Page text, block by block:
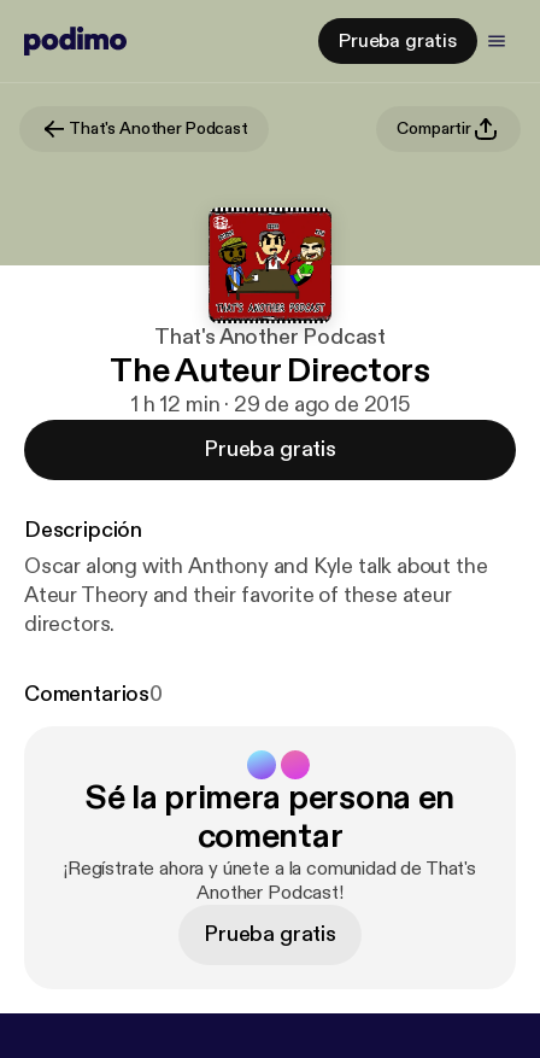
Prueba gratis
That's Another Podcast Compartir
That's Another Podcast
The Auteur Directors
1 h 12 min · 29 de ago de 2015
Prueba gratis
Descripción
Oscar along with Anthony and Kyle talk about the
Ateur Theory and their favorite of these ateur
directors.
Comentarios0
Sé la primera persona en
comentar
¡Regístrate ahora y únete a la comunidad de That's
Another Podcast!
Prueba gratis